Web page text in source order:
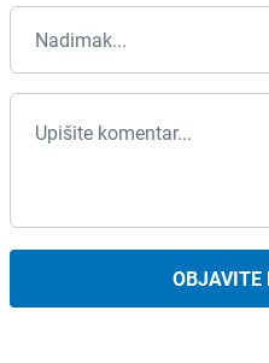
OBJAVITE